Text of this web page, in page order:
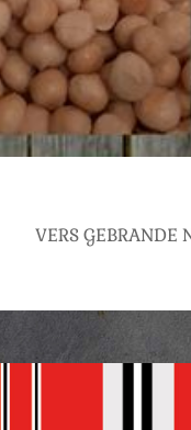
VERS GEBRANDE